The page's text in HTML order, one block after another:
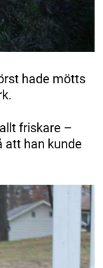
hade mötts
friskare –
att han kunde